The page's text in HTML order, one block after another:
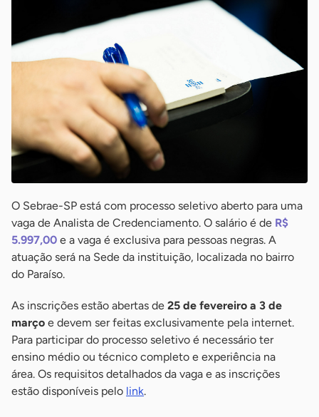
O Sebrae-SP está com processo seletivo aberto para uma
vaga de Analista de Credenciamento. O salário é de R$
5.997,00 e a vaga é exclusiva para pessoas negras. A
atuação será na Sede da instituição, localizada no bairro
do Paraíso.
As inscrições estão abertas de 25 de fevereiro a 3 de
março e devem ser feitas exclusivamente pela internet.
Para participar do processo seletivo é necessário ter
ensino médio ou técnico completo e experiência na
área. Os requisitos detalhados da vaga e as inscrições
estão disponíveis pelo link.